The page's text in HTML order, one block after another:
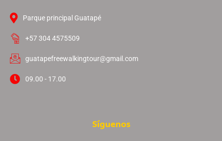
Parque principal Guatapé
+57 304 4575509
guatapefreewalkingtour@gmail.com
09.00 - 17.00
Síguenos